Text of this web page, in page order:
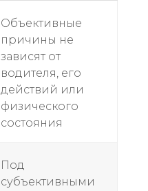
Объективные
причины не
зависят от
водителя, его
действий или
физического
состояния
Под
субъективными